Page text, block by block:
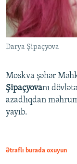
Darya Şipaçyova
Moskva şəhər
Şipaçyovanı
azadlıqdan
yayıb.
Ətraflı burada oxuyun